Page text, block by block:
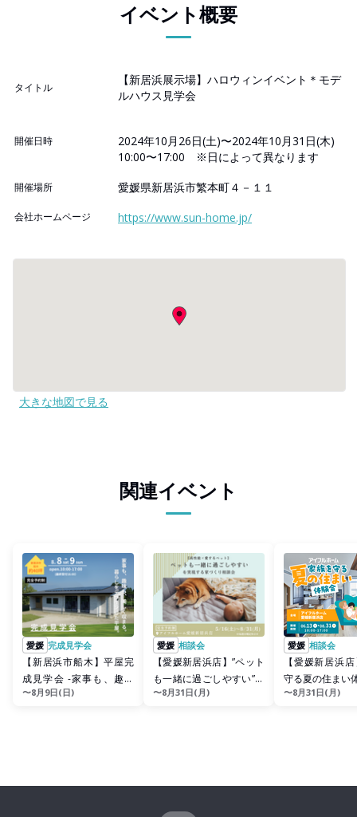
イベント概要
タイトル
【新居浜展示場】ハロウィンイベント＊モデ
ルハウス見学会
開催日時
2024年10月26日(土)〜2024年10月31日(木)
10:00〜17:00 ※日によって異なります
開催場所 愛媛県新居浜市繁本町４－１１
会社ホームページ https://www.sun-home.jp/
大きな地図で見る
関連イベント
愛媛 完成見学会
【新居浜市船木】平屋完
成見学会 -家事も、趣味
も、美しく収まる。-
〜8月9日(日)
愛媛 相談会
【愛媛新居浜店】”ペット
も一緒に過ごしやすい”を
実現する家づくり相談会
〜8月31日(月)
愛媛 相談会
【愛媛新居浜
守る夏の住まい
〜8月31日(月)